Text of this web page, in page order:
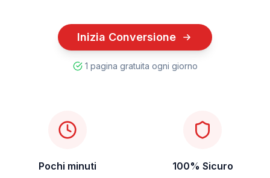
Inizia Conversione
1 pagina gratuita ogni giorno
Pochi minuti 100% Sicuro